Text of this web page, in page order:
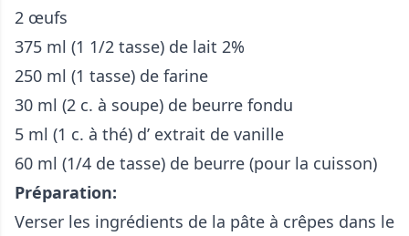
2 œufs
375 ml (1 1/2 tasse) de lait 2%
250 ml (1 tasse) de farine
30 ml (2 c. à soupe) de beurre fondu
5 ml (1 c. à thé) d’ extrait de vanille
60 ml (1/4 de tasse) de beurre (pour la cuisson)
Préparation:
Verser les ingrédients de la pâte à crêpes dans le